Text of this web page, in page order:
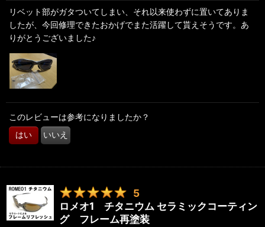
リベット部がガタついてしまい、それ以来使わずに置いてありま
したが、今回修理できたおかげでまた活躍して貰えそうです。あ
りがとうございました♪
このレビューは参考になりましたか？
はい いいえ
5
ロメオ1 チタニウム セラミックコーティン
グ フレーム再塗装